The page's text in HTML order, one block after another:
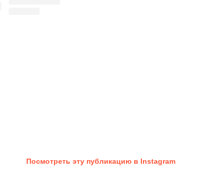
Посмотреть эту публикацию в Instagram